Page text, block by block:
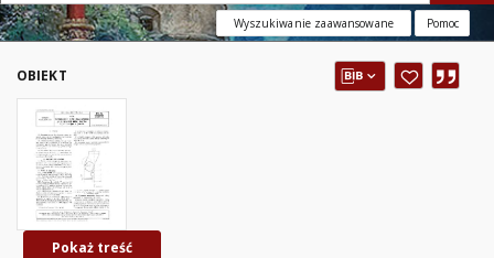
Wyszukiwanie zaawansowane Pomoc
OBIEKT
Pokaż treść